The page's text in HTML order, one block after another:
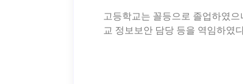
고등학교는 꼴등으로 졸업하였